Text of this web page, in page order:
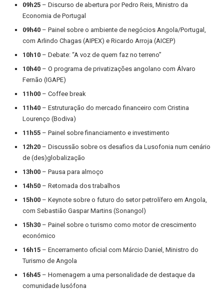
09h25 – Discurso de abertura por Pedro Reis, Ministro da
Economia de Portugal
09h40 – Painel sobre o ambiente de negócios Angola/Portugal,
com Arlindo Chagas (AIPEX) e Ricardo Arroja (AICEP)
10h10 – Debate: “A voz de quem faz no terreno”
10h40 – O programa de privatizações angolano com Álvaro
Fernão (IGAPE)
11h00 – Coffee break
11h40 – Estruturação do mercado financeiro com Cristina
Lourenço (Bodiva)
11h55 – Painel sobre financiamento e investimento
12h20 – Discussão sobre os desafios da Lusofonia num cenário
de (des)globalização
13h00 – Pausa para almoço
14h50 – Retomada dos trabalhos
15h00 – Keynote sobre o futuro do setor petrolífero em Angola,
com Sebastião Gaspar Martins (Sonangol)
15h30 – Painel sobre o turismo como motor de crescimento
económico
16h15 – Encerramento oficial com Márcio Daniel, Ministro do
Turismo de Angola
16h45 – Homenagem a uma personalidade de destaque da
comunidade lusófona